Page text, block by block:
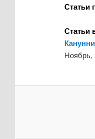
Статьи
Статьи
Ноябрь,